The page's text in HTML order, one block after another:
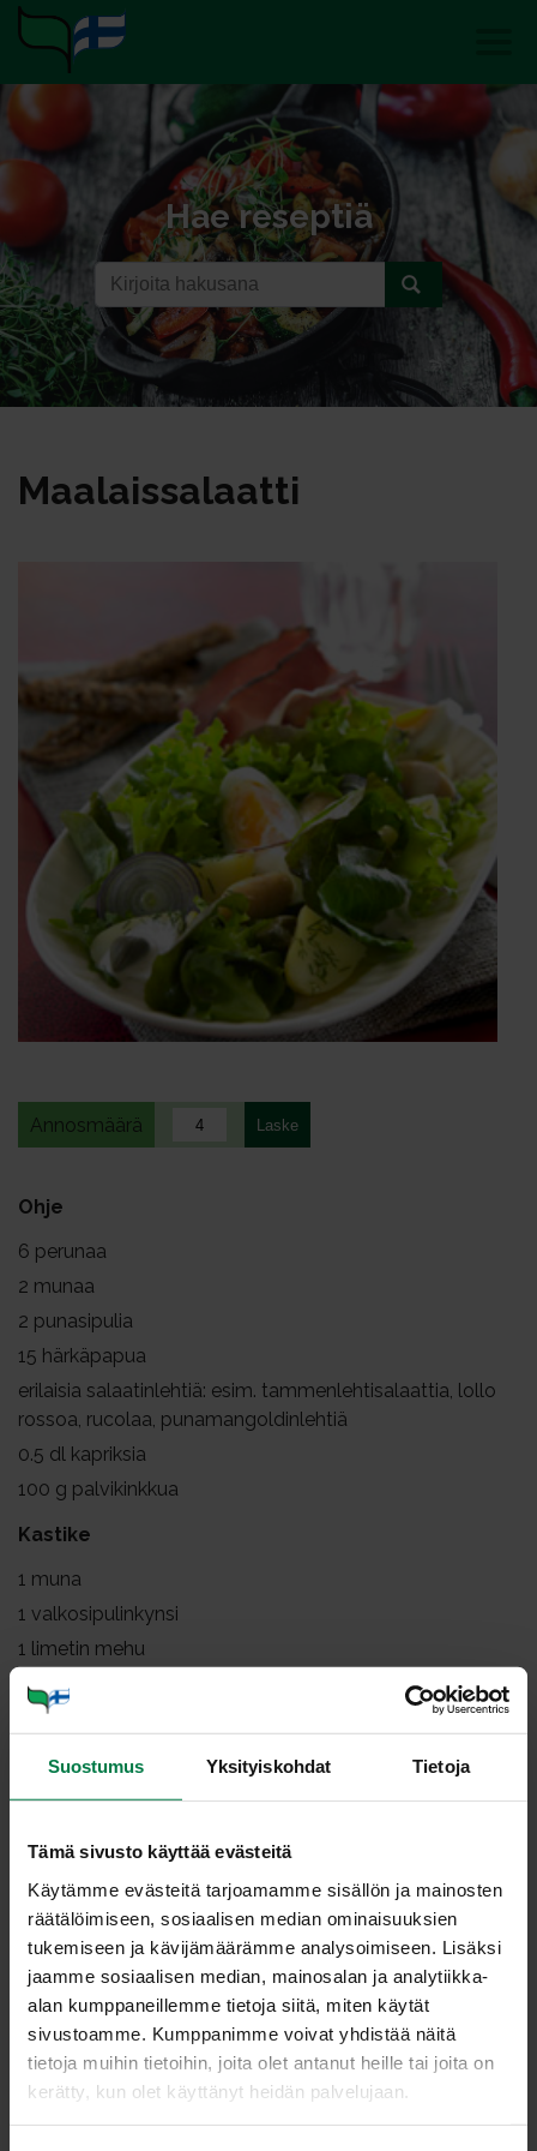
Suostumus Yksityiskohdat Tietoja
Tämä sivusto käyttää evästeitä
Käytämme evästeitä tarjoamamme sisällön ja mainosten
räätälöimiseen, sosiaalisen median ominaisuuksien
tukemiseen ja kävijämäärämme analysoimiseen. Lisäksi
jaamme sosiaalisen median, mainosalan ja analytiikka-
alan kumppaneillemme tietoja siitä, miten käytät
sivustoamme. Kumppanimme voivat yhdistää näitä
tietoja muihin tietoihin, joita olet antanut heille tai joita on
kerätty, kun olet käyttänyt heidän palvelujaan.
Hae reseptiä
Maa­lais­sa­laat­ti
Annosmäärä
Ohje
6 perunaa
2 munaa
2 punasipulia
15 härkäpapua
erilaisia salaatinlehtiä: esim. tammenlehtisalaattia, lollo
rossoa, rucolaa, punamangoldinlehtiä
0.5 dl kapriksia
100 g palvikinkkua
Kastike
1 muna
1 valkosipulinkynsi
1 limetin mehu
tl dijonin sinappia
dl rypsiöljyä
paahdettuja ruisleipätikkuja
parmesaanilastuja
Keitä perunat kypsiksi ja jätä jäähtymään. Keitä myös
kananmunat.
Kuori ja viipaloi punasipulit. Voit mitata kulhon pohjalle
1 rkl viinietikkaa, 2 rkl öljyä, suolaa, pippuria ja sokeria ja